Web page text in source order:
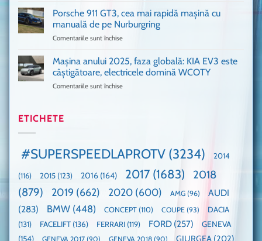
în
UK,
nevoie
de
VANS!
Am
pus
umărul
cu
mai
mare
paradă
de
dube
Porsche 911 GT3, cea mai rapidă mașină cu
manuală de pe Nurburgring
Comentariile sunt închise
911
GT3,
cea
pe
Nurburgring
Mașina anului 2025, faza globală: KIA EV3 este
câștigătoare, electricele domină WCOTY
Comentariile sunt închise
EV3
câștigătoare,
domină
WCOTY
ETICHETE
#SUPERSPEEDLAPROTV (3234) 2014
(116) 2015 (123) 2016 (164) 2017 (1683)
2018
(879)
2019 (662) 2020 (600) AMG (96)
AUDI
(283)
BMW (448) CONCEPT (110) COUPE (93)
DACIA
(131)
FACELIFT (136) FERRARI (119) FORD (257)
GENEVA
(154)
GENEVA 2017 (90) GENEVA 2018 (90) GIURGEA (202)